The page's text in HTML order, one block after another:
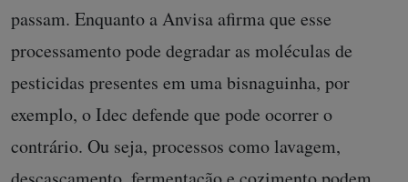
passam. Enquanto a Anvisa afirma que esse
processamento pode degradar as moléculas de
pesticidas presentes em uma bisnaguinha, por
exemplo, o Idec defende que pode ocorrer o
contrário. Ou seja, processos como lavagem,